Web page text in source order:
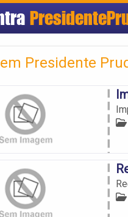
Presidente